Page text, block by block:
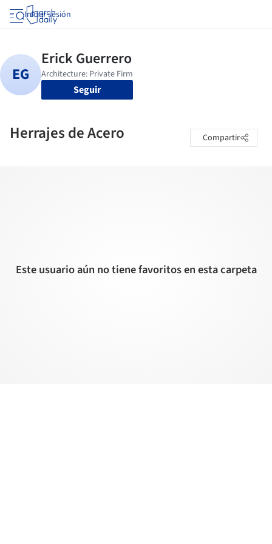
Iniciar sesión
Seguir
Herrajes de Acero Compartir
Este usuario aún no tiene favoritos en esta carpeta